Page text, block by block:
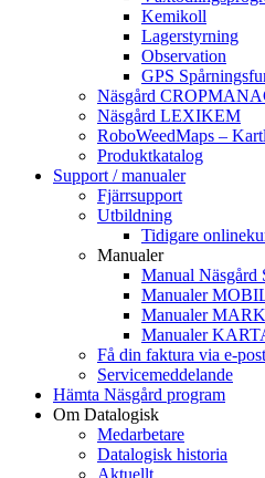
Kemikoll
Lagerstyrning
Observation
GPS
Näsgård
Näsgård LEXIKEM
RoboWeedMaps –
Produktkatalog
Support / manualer
Fjärrsupport
Utbildning
Tidigare
Manualer
Manual
Manualer
Manualer
Manualer
Få din faktura via e-post
Servicemeddelande
Hämta Näsgård program
Om Datalogisk
Medarbetare
Datalogisk historia
Aktuellt